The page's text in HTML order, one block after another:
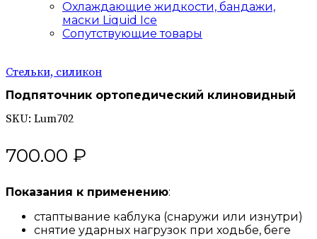
Охлаждающие жидкости, бандажи,
маски Liquid Ice
Сопутствующие товары
Стельки, силикон
Подпяточник ортопедический клиновидный
SKU: Lum702
700.00 ₽
Показания к применению:
стаптывание каблука (снаружи или изнутри)
снятие ударных нагрузок при ходьбе, беге